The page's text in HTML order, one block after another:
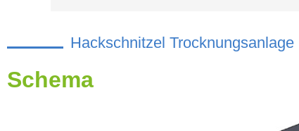
Hackschnitzel Trocknungsanlage
Schema